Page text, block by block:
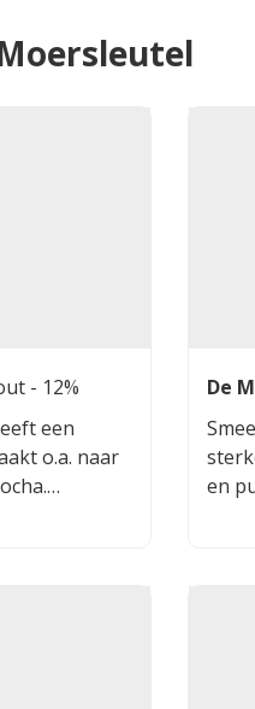
- 12%
een
o.a. naar
De
en